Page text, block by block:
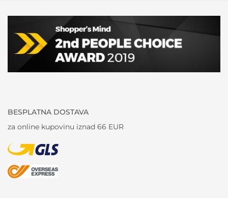
BESPLATNA DOSTAVA
za online kupovinu iznad 66 EUR